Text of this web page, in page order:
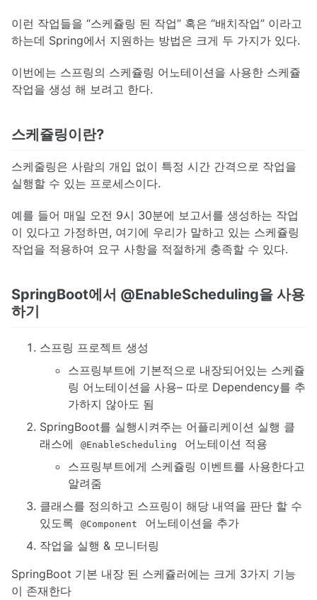
이런 작업들을 “스케쥴링 된 작업” 혹은 “배치작업” 이라고
하는데 Spring에서 지원하는 방법은 크게 두 가지가 있다.
이번에는 스프링의 스케쥴링 어노테이션을 사용한 스케쥴
작업을 생성 해 보려고 한다.
스케쥴링이란?
스케줄링은 사람의 개입 없이 특정 시간 간격으로 작업을
실행할 수 있는 프로세스이다.
예를 들어 매일 오전 9시 30분에 보고서를 생성하는 작업
이 있다고 가정하면, 여기에 우리가 말하고 있는 스케쥴링
작업을 적용하여 요구 사항을 적절하게 충족할 수 있다.
SpringBoot에서 @EnableScheduling을 사용
하기
스프링 프로젝트 생성
스프링부트에 기본적으로 내장되어있는 스케쥴
링 어노테이션을 사용– 따로 Dependency를 추
가하지 않아도 됨
SpringBoot를 실행시켜주는 어플리케이션 실행 클
래스에
@EnableScheduling
어노테이션 적용
스프링부트에게 스케쥴링 이벤트를 사용한다고
알려줌
클래스를 정의하고 스프링이 해당 내역을 판단 할 수
있도록
@Component
어노테이션을 추가
작업을 실행 & 모니터링
SpringBoot 기본 내장 된 스케쥴러에는 크게 3가지 기능
이 존재한다